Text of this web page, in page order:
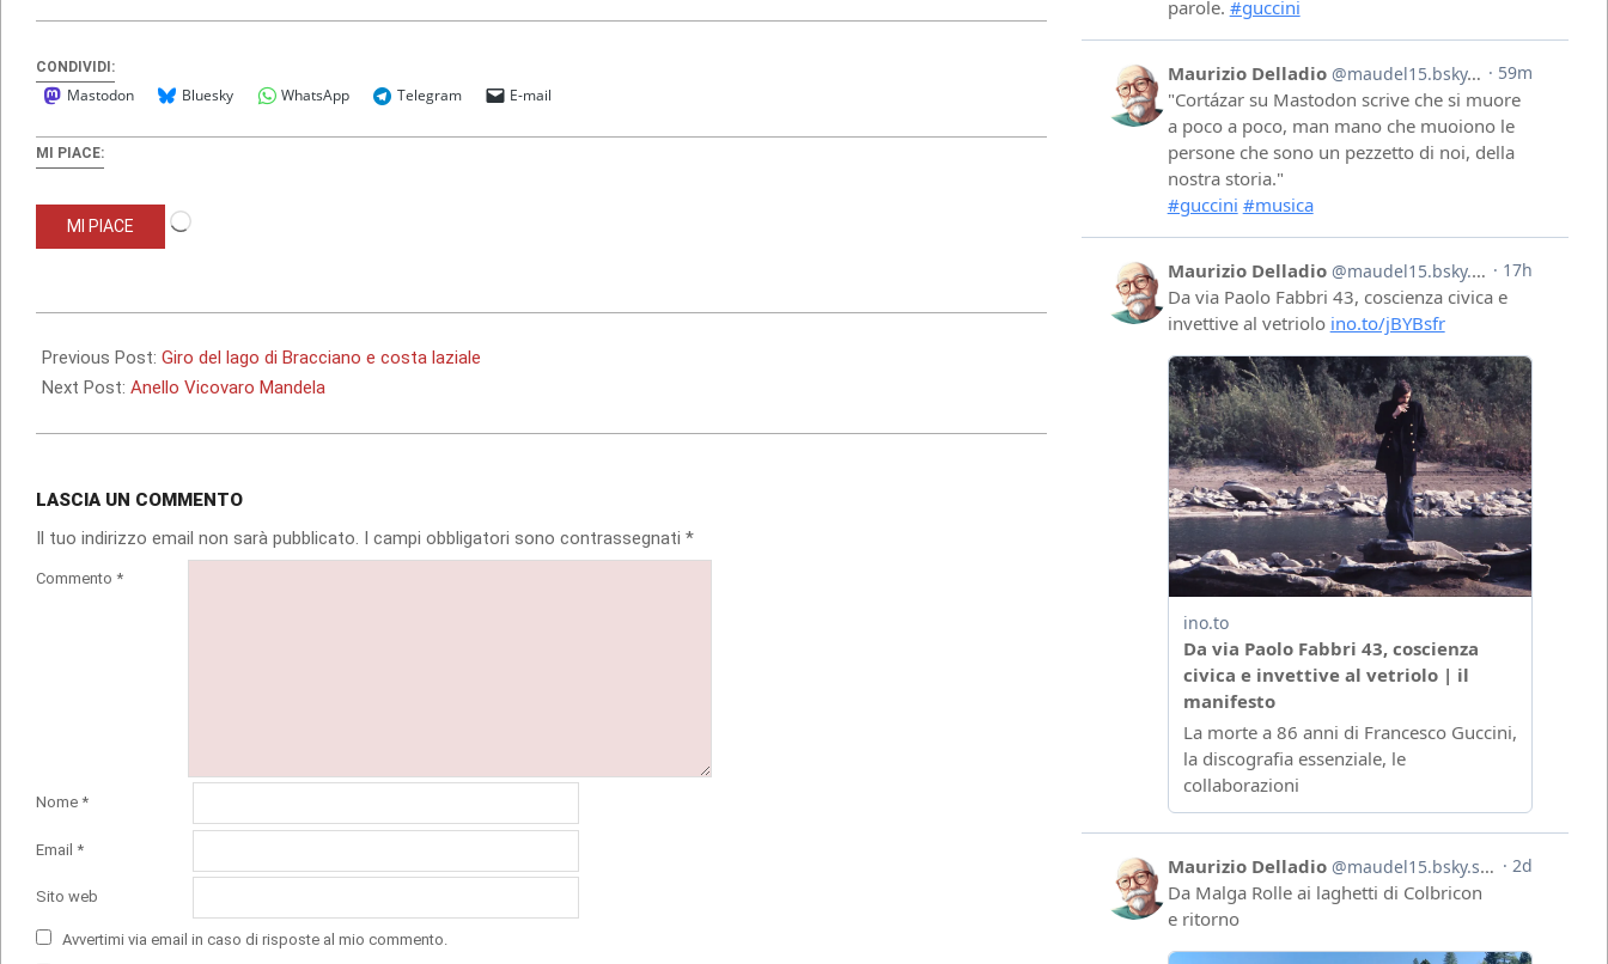
CONDIVIDI:
Mastodon Bluesky WhatsApp Telegram E-mail
MI PIACE:
MI PIACE
06-
16
Previous Post: Giro del lago di Bracciano e costa laziale
Next Post: Anello Vicovaro Mandela
LASCIA UN COMMENTO
Il tuo indirizzo email non sarà pubblicato. I campi obbligatori sono contrassegnati *
Commento *
Nome *
Email *
Sito web
Avvertimi via email in caso di risposte al mio commento.